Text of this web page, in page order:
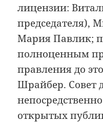
лицензии:
председателя),
Мария Павлик;
полноценным
правления до
Шрайбер. Совет
открытых